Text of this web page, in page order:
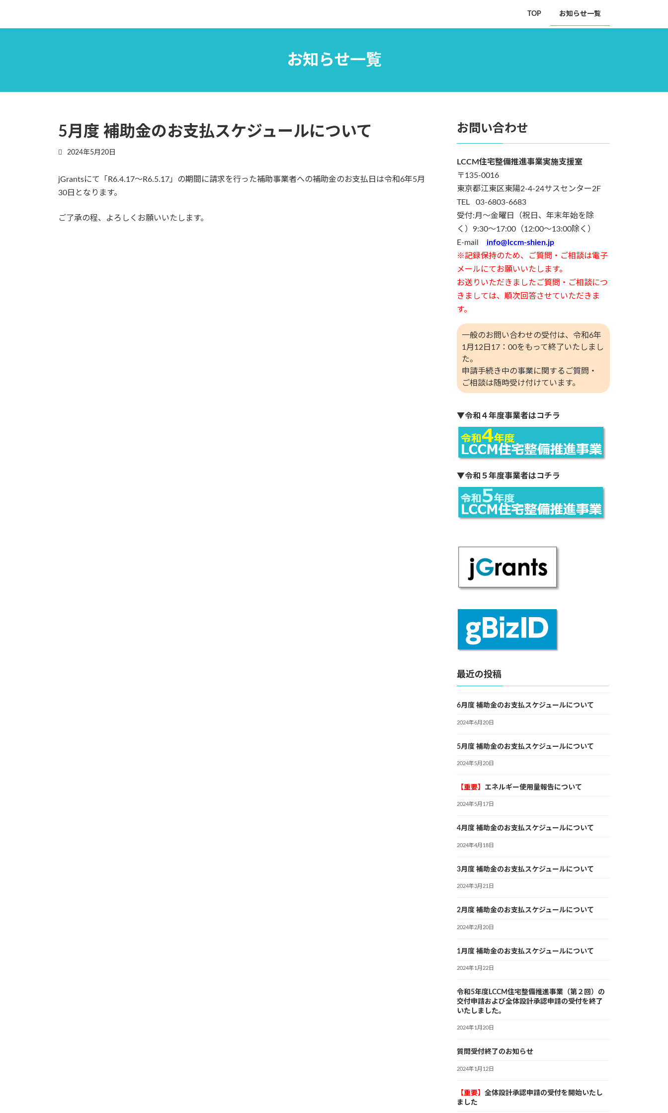
テ
ゲ
TOP お知らせ一覧
お知らせ一覧
5月度 補助金のお支払スケジュールについて
2024年5月20日
jGrantsにて「R6.4.17～R6.5.17」の期間に請求を行った補助事業者への補助金のお支払日は令和6年5月
30日となります。
ご了承の程、よろしくお願いいたします。
お問い合わせ
LCCM住宅整備推進事業実施支援室
〒135-0016
東京都江東区東陽2-4-24サスセンター2F
TEL 03-6803-6683
受付:月～金曜日（祝日、年末年始を除
く）9:30～17:00（12:00～13:00除く）
E-mailinfo@lccm-shien.jp
※記録保持のため、ご質問・ご相談は電子
メールにてお願いいたします。
お送りいただきましたご質問・ご相談につ
きましては、順次回答させていただきま
す。
一般のお問い合わせの受付は、令和6年
1月12日17：00をもって終了いたしまし
た。
申請手続き中の事業に関するご質問・
ご相談は随時受け付けています。
▼令和４年度事業者はコチラ
▼令和５年度事業者はコチラ
最近の投稿
6月度 補助金のお支払スケジュールについて
2024年6月20日
5月度 補助金のお支払スケジュールについて
2024年5月20日
【重要】 エネルギー使用量報告について
2024年5月17日
4月度 補助金のお支払スケジュールについて
2024年4月18日
3月度 補助金のお支払スケジュールについて
2024年3月21日
2月度 補助金のお支払スケジュールについて
2024年2月20日
1月度 補助金のお支払スケジュールについて
2024年1月22日
令和5年度LCCM住宅整備推進事業（第２回）の
交付申請および全体設計承認申請の受付を終了
いたしました。
2024年1月20日
質問受付終了のお知らせ
2024年1月12日
【重要】全体設計承認申請の受付を開始いたし
ました